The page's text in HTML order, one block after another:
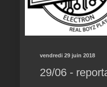
vendredi 29 juin 2018
29/06 -